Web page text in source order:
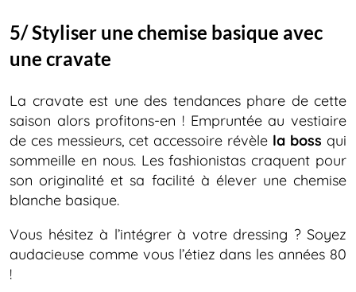
5/ Styliser une chemise basique avec
une cravate
La cravate est une des tendances phare de cette
saison alors profitons-en ! Empruntée au vestiaire
de ces messieurs, cet accessoire révèle la boss qui
sommeille en nous. Les fashionistas craquent pour
son originalité et sa facilité à élever une chemise
blanche basique.
Vous hésitez à l’intégrer à votre dressing ? Soyez
audacieuse comme vous l’étiez dans les années 80
!